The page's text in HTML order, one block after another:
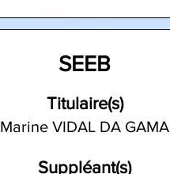
SEEB
Titulaire(s)
Marine VIDAL DA GAMA
Suppléant(s)